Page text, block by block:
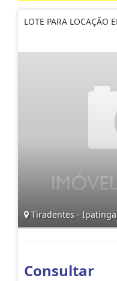
LOTE PARA LOCAÇÃO
Tiradentes - Ipatinga
Consultar